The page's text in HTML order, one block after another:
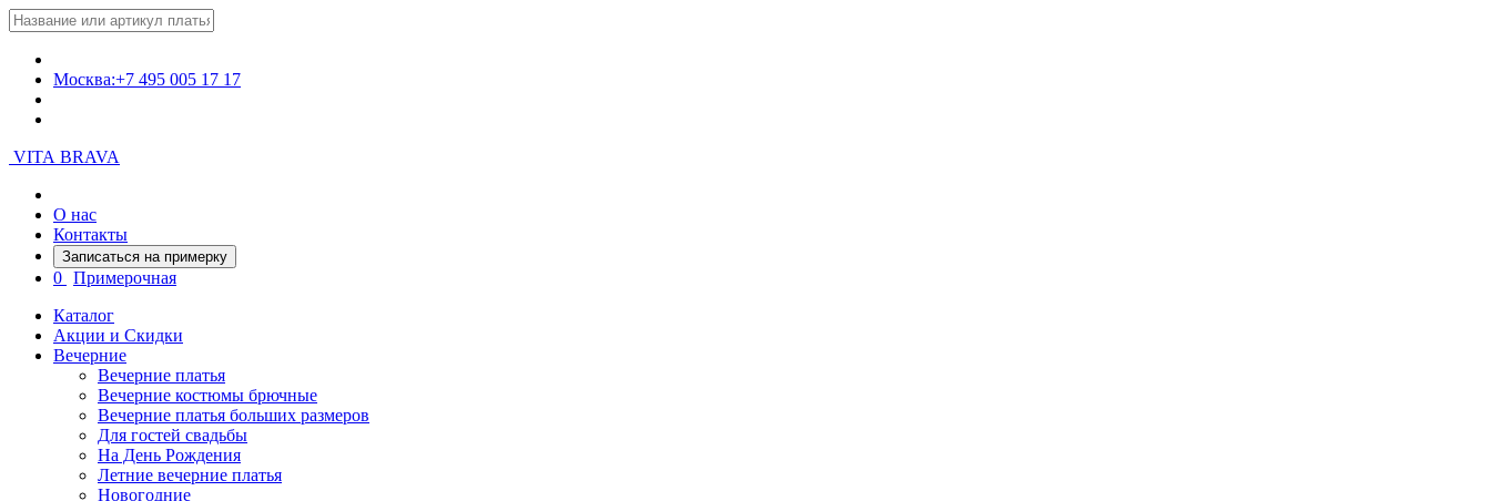
Москва:+7 495 005 17 17
VITA BRAVA
О нас
Контакты
Записаться на примерку
0 Примерочная
Каталог
Акции и Скидки
Вечерние
Вечерние платья
Вечерние костюмы брючные
Вечерние платья больших размеров
Для гостей свадьбы
На День Рождения
Летние вечерние платья
Новогодние